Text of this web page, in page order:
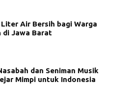
Air Bersih bagi Warga
di Jawa Barat
dan Seniman Musik
Mimpi untuk Indonesia